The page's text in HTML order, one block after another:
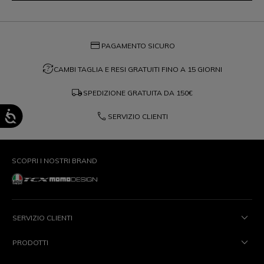
credit_card PAGAMENTO SICURO
question_exchangeCAMBI TAGLIA E RESI GRATUITI FINO A 15 GIORNI
local_shipping SPEDIZIONE GRATUITA DA 150€
phone SERVIZIO CLIENTI
SCOPRI I NOSTRI BRAND
SERVIZIO CLIENTI
PRODOTTI